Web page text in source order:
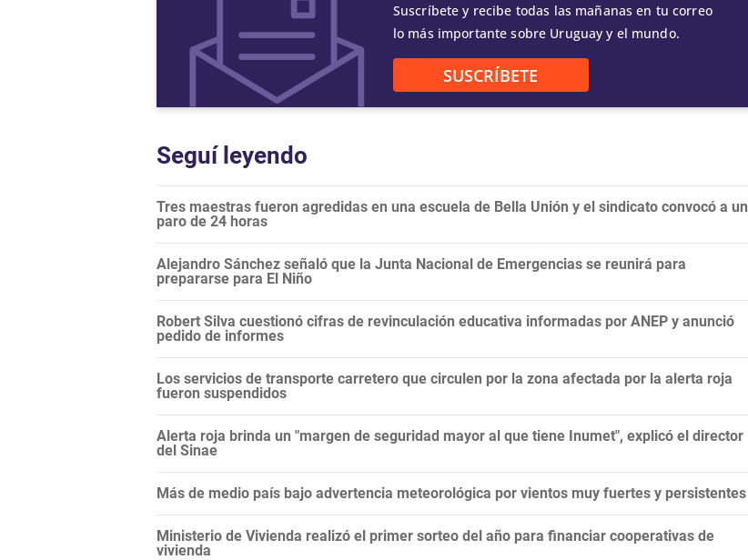
Suscríbete y recibe todas las mañanas en tu correo
lo más importante sobre Uruguay y el mundo.
SUSCRÍBETE
Seguí leyendo
Tres maestras fueron agredidas en una escuela de Bella Unión y el sindicato convocó a un
paro de 24 horas
Alejandro Sánchez señaló que la Junta Nacional de Emergencias se reunirá para
prepararse para El Niño
Robert Silva cuestionó cifras de revinculación educativa informadas por ANEP y anunció
pedido de informes
Los servicios de transporte carretero que circulen por la zona afectada por la alerta roja
fueron suspendidos
Alerta roja brinda un "margen de seguridad mayor al que tiene Inumet", explicó el director
del Sinae
Más de medio país bajo advertencia meteorológica por vientos muy fuertes y persistentes
Ministerio de Vivienda realizó el primer sorteo del año para financiar cooperativas de
vivienda